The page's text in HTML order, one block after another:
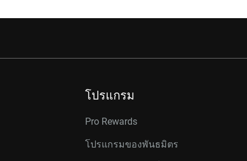
โปรแกรม
Pro Rewards
โปรแกรมของพันธมิตร